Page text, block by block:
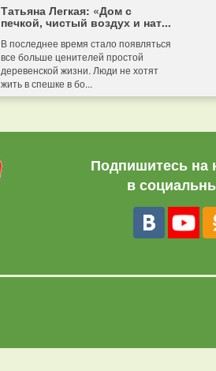
Татьяна Легкая: «Дом с
печкой, чистый воздух и нат...
В последнее время стало появляться
все больше ценителей простой
деревенской жизни. Люди не хотят
жить в спешке в бо...
Подпишитесь на
в